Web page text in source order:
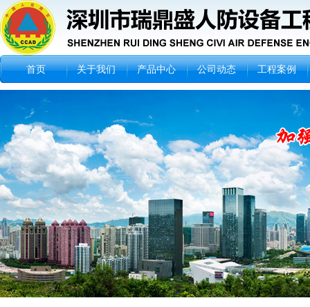
首页 关于我们 产品中心 公司动态 工程案例